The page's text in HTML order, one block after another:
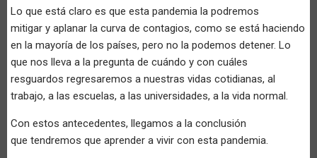
Lo que está claro es que esta pandemia la podremos
mitigar y aplanar la curva de contagios, como se está haciendo
en la mayoría de los países, pero no la podemos detener. Lo
que nos lleva a la pregunta de cuándo y con cuáles
resguardos regresaremos a nuestras vidas cotidianas, al
trabajo, a las escuelas, a las universidades, a la vida normal.
Con estos antecedentes, llegamos a la conclusión
que tendremos que aprender a vivir con esta pandemia.